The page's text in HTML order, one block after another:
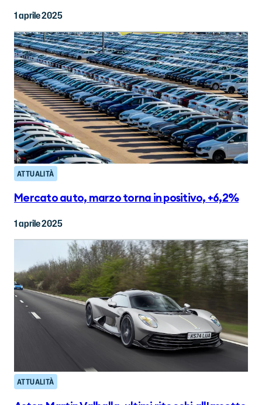
1 aprile 2025
ATTUALITÀ
Mercato auto, marzo torna in positivo, +6,2%
1 aprile 2025
ATTUALITÀ